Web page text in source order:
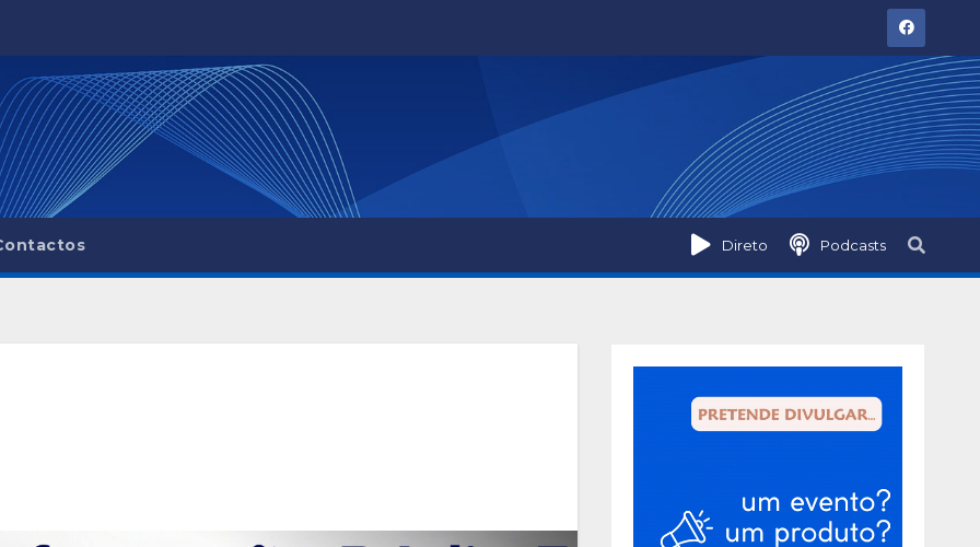
Direto Podcasts